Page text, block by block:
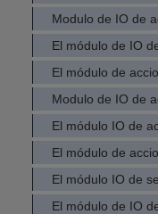
Modulo de IO de
El módulo de IO
El módulo de
Modulo de IO de
El módulo IO de
El módulo de
El módulo IO de
El módulo de IO